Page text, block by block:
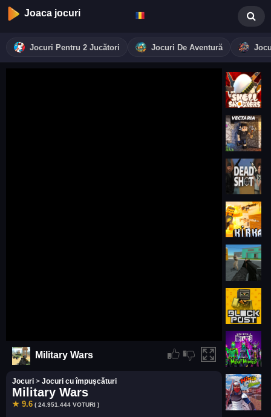
Joaca jocuri
Jocuri Pentru 2 Jucători Jocuri De Aventură
Military Wars
Jocuri > Jocuri cu împușcături
Military Wars
★ 9.6 ( 24.951.444 VOTURI )